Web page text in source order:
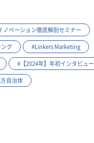
ノベーション徹底解剖セミナー
グ #Linkers Marketing
#【2024年】年初インタビュー
自治体